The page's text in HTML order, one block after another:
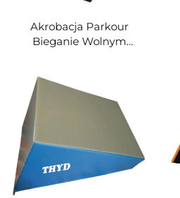
Akrobacja Parkour
Bieganie Wolnym
Przeszkód Matra dla
Dzieci do Sportu i